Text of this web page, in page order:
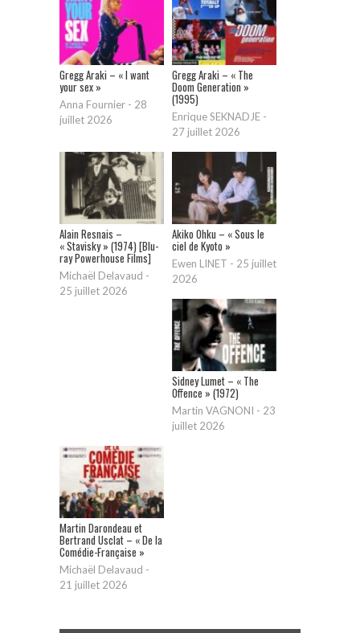
Gregg Araki – « I want
your sex »
Anna Fournier - 28
juillet 2026
Gregg Araki – « The
Doom Generation »
(1995)
Enrique SEKNADJE -
27 juillet 2026
Alain Resnais –
« Stavisky » (1974) [Blu-
ray Powerhouse Films]
Michaël Delavaud -
25 juillet 2026
Akiko Ohku – « Sous le
ciel de Kyoto »
Ewen LINET - 25 juillet
2026
Sidney Lumet – « The
Offence » (1972)
Martin VAGNONI - 23
juillet 2026
Martin Darondeau et
Bertrand Usclat – « De la
Comédie-Française »
Michaël Delavaud -
21 juillet 2026